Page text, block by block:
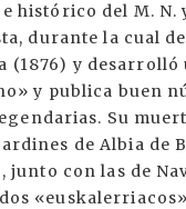
histórico del M. N.
durante la cual
(1876) y
y publica buen
Su
de Albia de
junto con las de